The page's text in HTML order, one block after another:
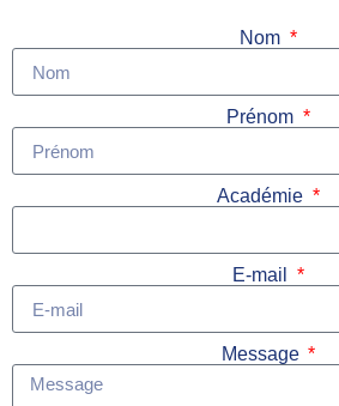
Nom
Prénom
Académie
E-mail
Message